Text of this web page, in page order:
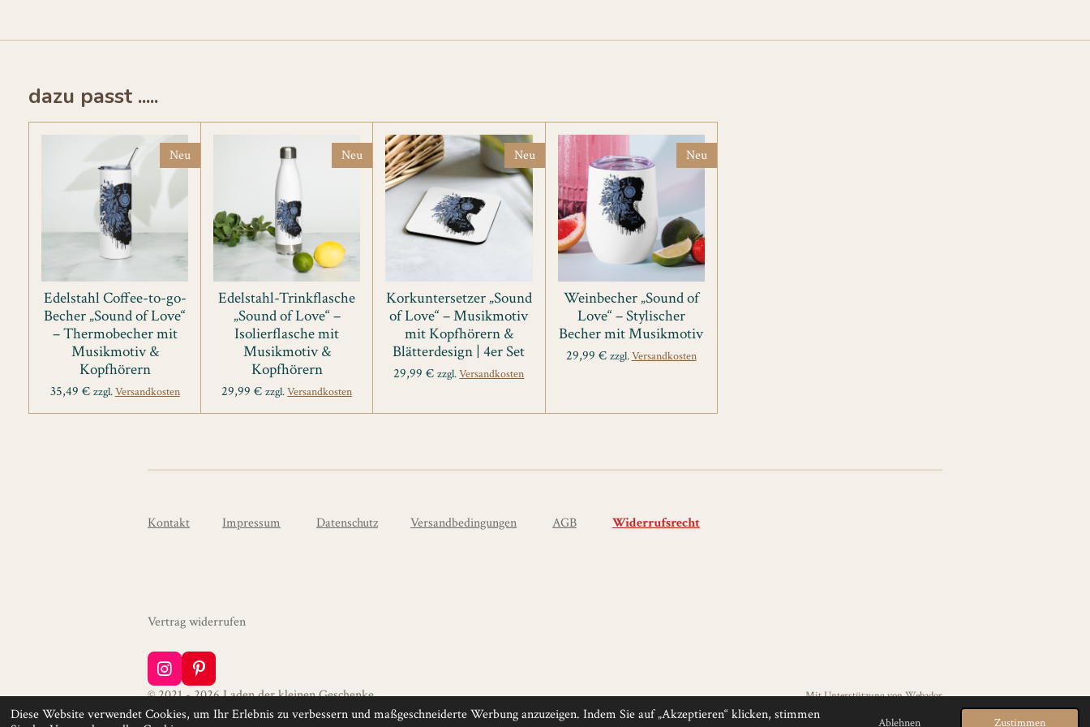
Diese Website verwendet Cookies, um Ihr Erlebnis zu verbessern und maßgeschneiderte Werbung anzuzeigen. Indem Sie auf „Akzeptieren“ klicken, stimmen
Ablehnen Zustimmen
dazu passt .....
Neu
Edelstahl Coffee-to-go-
Becher „Sound of Love“
– Thermobecher mit
Musikmotiv &
Kopfhörern
35,49 € zzgl.Versandkosten
Neu
Edelstahl-Trinkflasche
„Sound of Love“ –
Isolierflasche mit
Musikmotiv &
Kopfhörern
29,99 € zzgl.Versandkosten
Neu
Korkuntersetzer „Sound
of Love“ – Musikmotiv
mit Kopfhörern &
Blätterdesign | 4er Set
29,99 € zzgl.Versandkosten
Neu
Weinbecher „Sound of
Love“ – Stylischer
Becher mit Musikmotiv
29,99 € zzgl.Versandkosten
Kontakt Impressum Datenschutz Versandbedingungen AGB Widerrufsrecht
Vertrag widerrufen
I
n
s
t
P
i
t
© 2021 - 2026 Laden der kleinen Geschenke Mit Unterstützung vonWebador